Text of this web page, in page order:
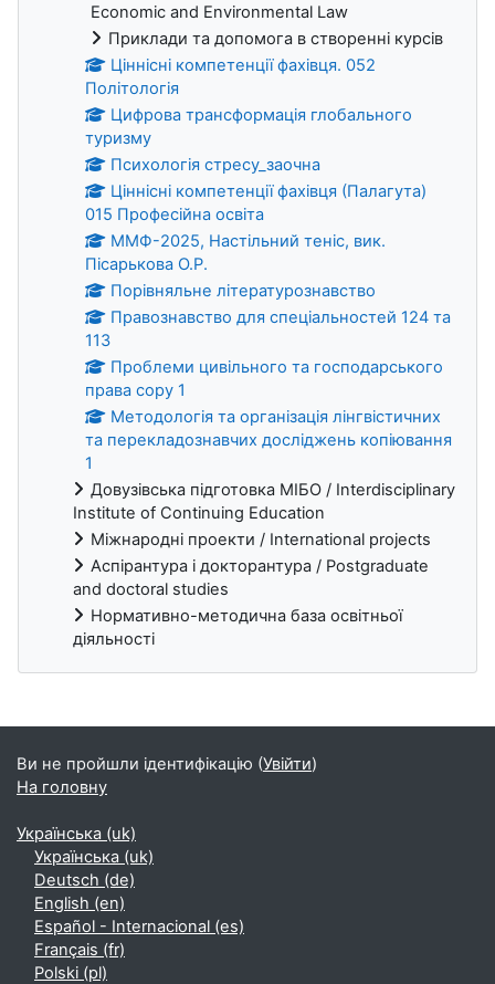
Economic and Environmental Law
Приклади та допомога в створенні курсів
Ціннісні компетенції фахівця. 052
Політологія
Цифрова трансформація глобального
туризму
Психологія стресу_заочна
Ціннісні компетенції фахівця (Палагута)
015 Професійна освіта
ММФ-2025, Настільний теніс, вик.
Пісарькова О.Р.
Порівняльне літературознавство
Правознавство для спеціальностей 124 та
113
Проблеми цивільного та господарського
права copy 1
Методологія та організація лінгвістичних
та перекладознавчих досліджень копіювання
1
Довузівська підготовка МІБО / Interdisciplinary
Institute of Continuing Education
Міжнародні проекти / International projects
Аспірантура і докторантура / Postgraduate
and doctoral studies
Нормативно-методична база освітньої
діяльності
Блоки
Ви не пройшли ідентифікацію (Увійти)
На головну
Українська ‎(uk)‎
Українська ‎(uk)‎
Deutsch ‎(de)‎
English ‎(en)‎
Español - Internacional ‎(es)‎
Français ‎(fr)‎
Polski ‎(pl)‎